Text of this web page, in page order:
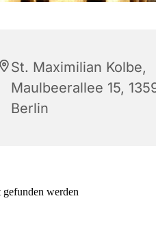
St. Maximilian Kolbe,
Maulbeerallee 15,
Berlin